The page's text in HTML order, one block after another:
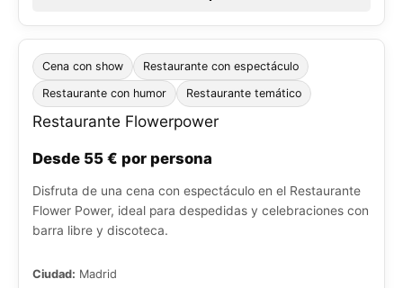
Cena con show Restaurante con espectáculo
Restaurante con humor Restaurante temático
Restaurante Flowerpower
Desde 55 € por persona
Disfruta de una cena con espectáculo en el Restaurante
Flower Power, ideal para despedidas y celebraciones con
barra libre y discoteca.
Ciudad: Madrid